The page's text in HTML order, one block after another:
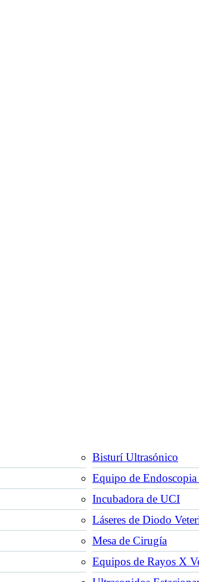
Bisturí Ultrasónico
Equipo de
Incubadora de UCI
Láseres de Diodo
Mesa de Cirugía
Equipos de Rayos X